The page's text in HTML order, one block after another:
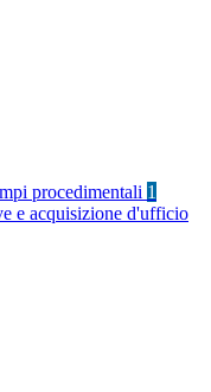
procedimentali 1
e acquisizione d'ufficio